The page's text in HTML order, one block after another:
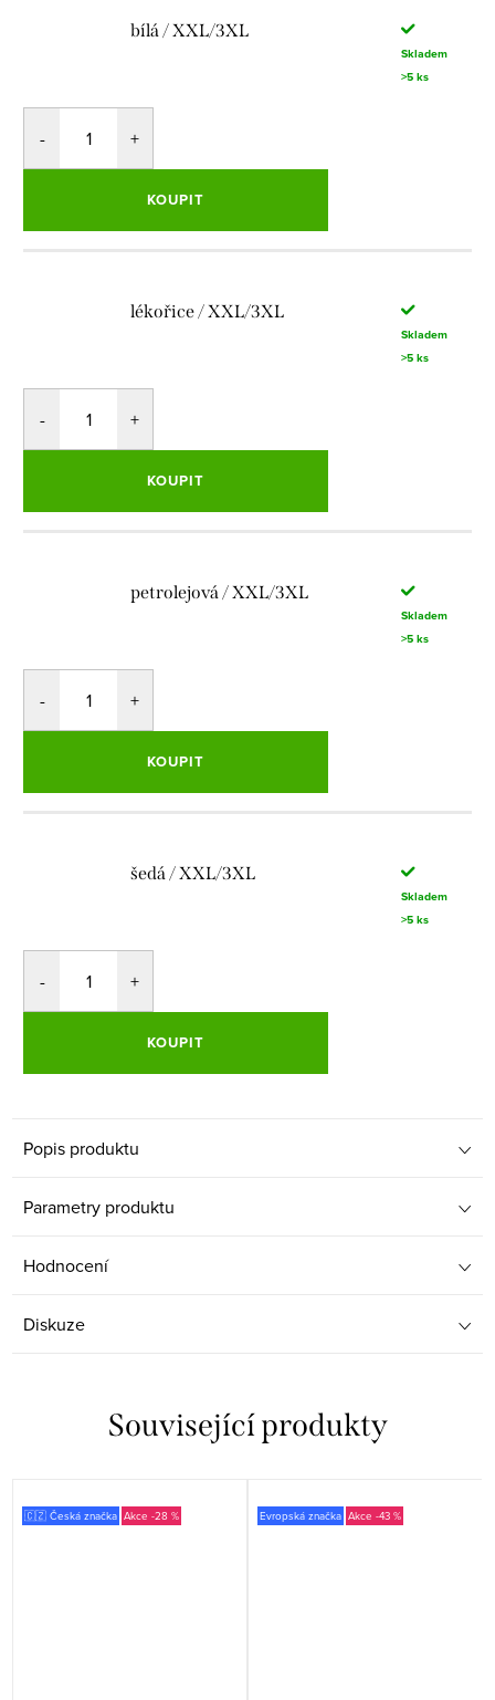
bílá / XXL/3XL
Skladem
>5 ks
KOUPIT
lékořice / XXL/3XL
Skladem
>5 ks
KOUPIT
petrolejová / XXL/3XL
Skladem
>5 ks
KOUPIT
šedá / XXL/3XL
Skladem
>5 ks
KOUPIT
Popis produktu
Parametry produktu
Hodnocení
Diskuze
Související produkty
🇨🇿 Česká značka -28 % Evropská značka -43 %